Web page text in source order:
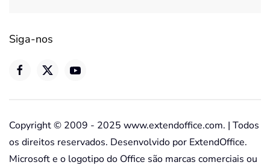
Siga-nos
Copyright © 2009 - 2025 www.extendoffice.com. | Todos
os direitos reservados. Desenvolvido por ExtendOffice.
Microsoft e o logotipo do Office são marcas comerciais ou